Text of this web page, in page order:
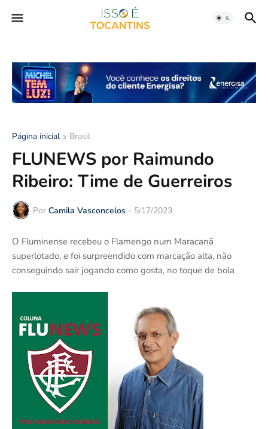
Página inicial Brasil
FLUNEWS por Raimundo
Ribeiro: Time de Guerreiros
Por Camila Vasconcelos - 5/17/2023
O Fluminense recebeu o Flamengo num Maracanã
superlotado, e foi surpreendido com marcação alta, não
conseguindo sair jogando como gosta, no toque de bola